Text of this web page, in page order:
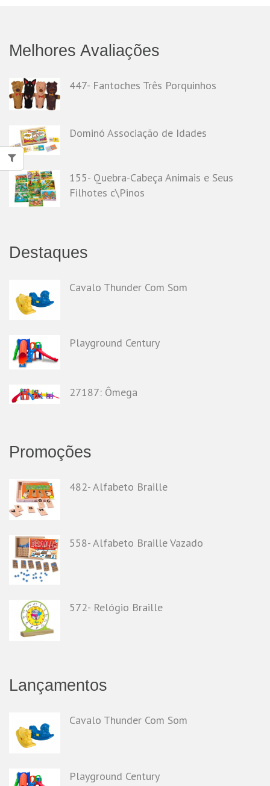
Melhores Avaliações
447- Fantoches Três Porquinhos
Dominó Associação de Idades
155- Quebra-Cabeça Animais e Seus
Filhotes c\Pinos
Destaques
Cavalo Thunder Com Som
Playground Century
27187: Ômega
Promoções
482- Alfabeto Braille
558- Alfabeto Braille Vazado
572- Relógio Braille
Lançamentos
Cavalo Thunder Com Som
Playground Century